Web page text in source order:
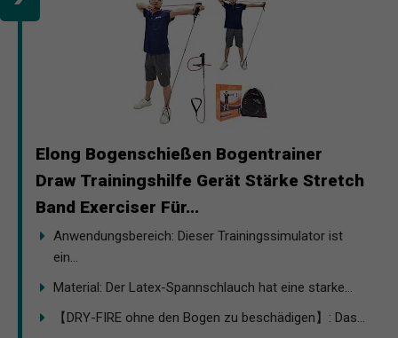
Elong Bogenschießen Bogentrainer
Draw Trainingshilfe Gerät Stärke Stretch
Band Exerciser Für...
Anwendungsbereich: Dieser Trainingssimulator ist
ein...
Material: Der Latex-Spannschlauch hat eine starke...
【DRY-FIRE ohne den Bogen zu beschädigen】: Das...